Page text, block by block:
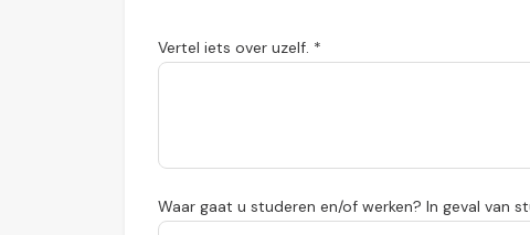
Vertel iets over uzelf. *
Waar gaat u studeren en/of werken? In geval van